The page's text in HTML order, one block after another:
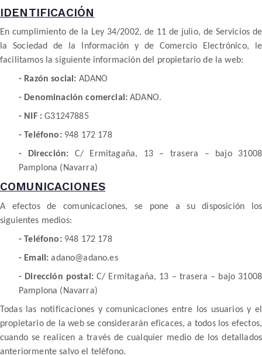
IDENTIFICACIÓN
En cumplimiento de la Ley 34/2002, de 11 de julio, de Servicios de
la Sociedad de la Información y de Comercio Electrónico, le
facilitamos la siguiente información del propietario de la web:
- Razón social: ADANO
- Denominación comercial: ADANO.
- NIF : G31247885
- Teléfono:948 172 178
- Dirección: C/ Ermitagaña, 13 – trasera – bajo 31008
Pamplona (Navarra)
COMUNICACIONES
A efectos de comunicaciones, se pone a su disposición los
siguientes medios:
- Teléfono:948 172 178
- Email: adano@adano.es
- Dirección postal:C/ Ermitagaña, 13 – trasera – bajo 31008
Pamplona (Navarra)
Todas las notificaciones y comunicaciones entre los usuarios y el
propietario de la web se considerarán eficaces, a todos los efectos,
cuando se realicen a través de cualquier medio de los detallados
anteriormente salvo el teléfono.